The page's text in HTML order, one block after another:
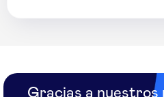
Gracias a